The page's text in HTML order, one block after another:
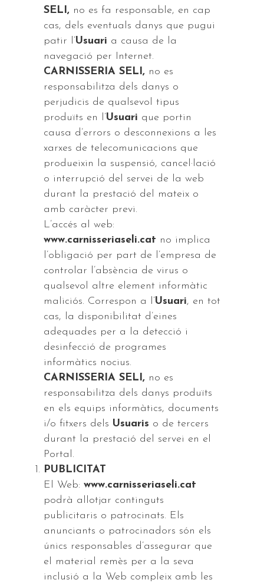
SELI, no es fa responsable, en cap
cas, dels eventuals danys que pugui
patir l’Usuari a causa de la
navegació per Internet.
CARNISSERIA SELI, no es
responsabilitza dels danys o
perjudicis de qualsevol tipus
produïts en l’Usuari que portin
causa d’errors o desconnexions a les
xarxes de telecomunicacions que
produeixin la suspensió, cancel·lació
o interrupció del servei de la web
durant la prestació del mateix o
amb caràcter previ.
L’accés al web:
www.carnisseriaseli.cat no implica
l’obligació per part de l’empresa de
controlar l’absència de virus o
qualsevol altre element informàtic
maliciós. Correspon a l’Usuari, en tot
cas, la disponibilitat d’eines
adequades per a la detecció i
desinfecció de programes
informàtics nocius.
CARNISSERIA SELI, no es
responsabilitza dels danys produïts
en els equips informàtics, documents
i/o fitxers dels Usuaris o de tercers
durant la prestació del servei en el
Portal.
PUBLICITAT
El Web: www.carnisseriaseli.cat
podrà allotjar continguts
publicitaris o patrocinats. Els
anunciants o patrocinadors són els
únics responsables d’assegurar que
el material remès per a la seva
inclusió a la Web compleix amb les